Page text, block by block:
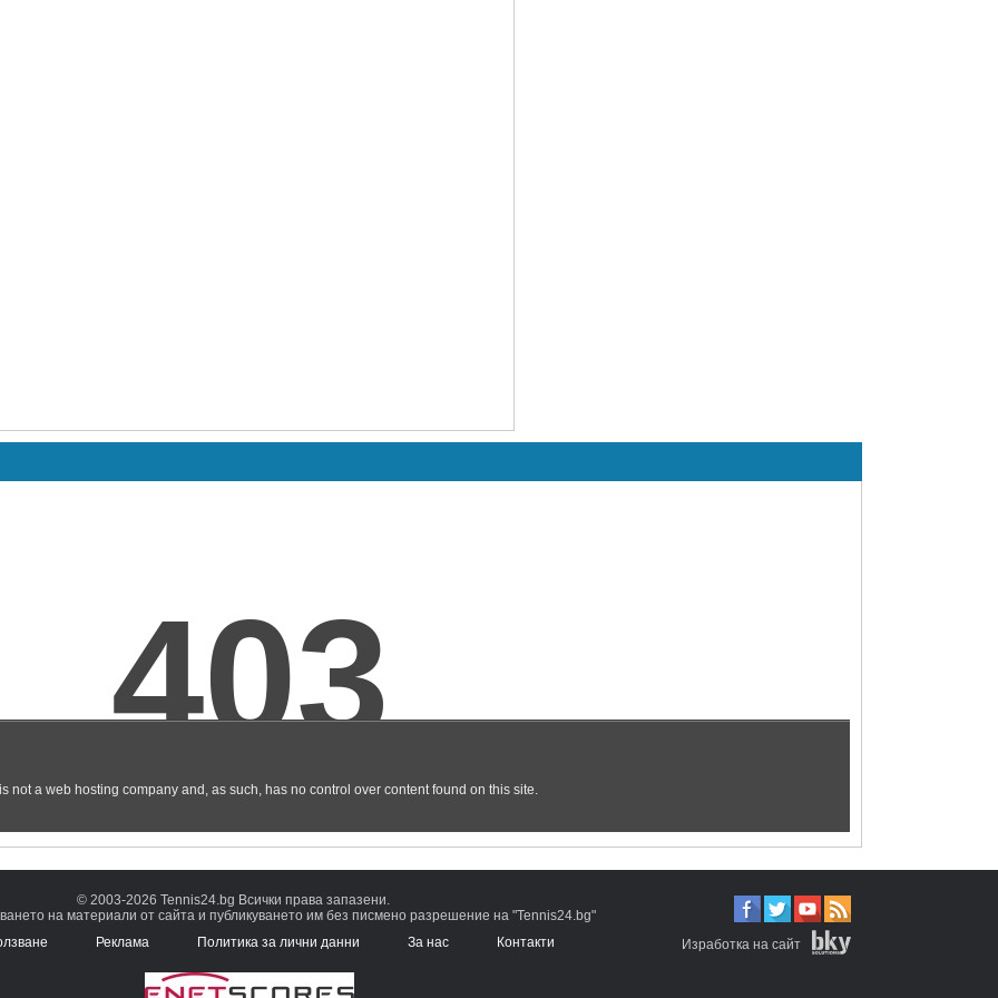
© 2003-2026 Tennis24.bg Всички права запазени.
на материали от сайта и публикуването им без писмено разрешение на "Tennis24.bg"
Реклама Политика за лични данни За нас Контакти Изработка на сайт